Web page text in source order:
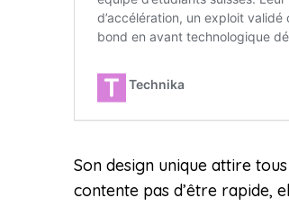
Son design unique attire
contente pas d’être rapide,